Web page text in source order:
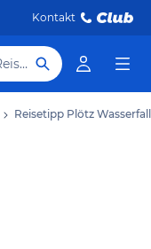
Kontakt
Hotel, Reiseziel
Reisetipp Plötz Wasserfall